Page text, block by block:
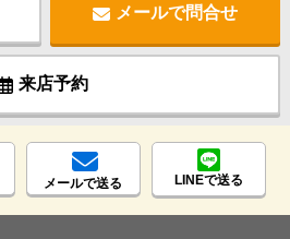
メールで問合せ
来店予約
メールで送る LINEで送る